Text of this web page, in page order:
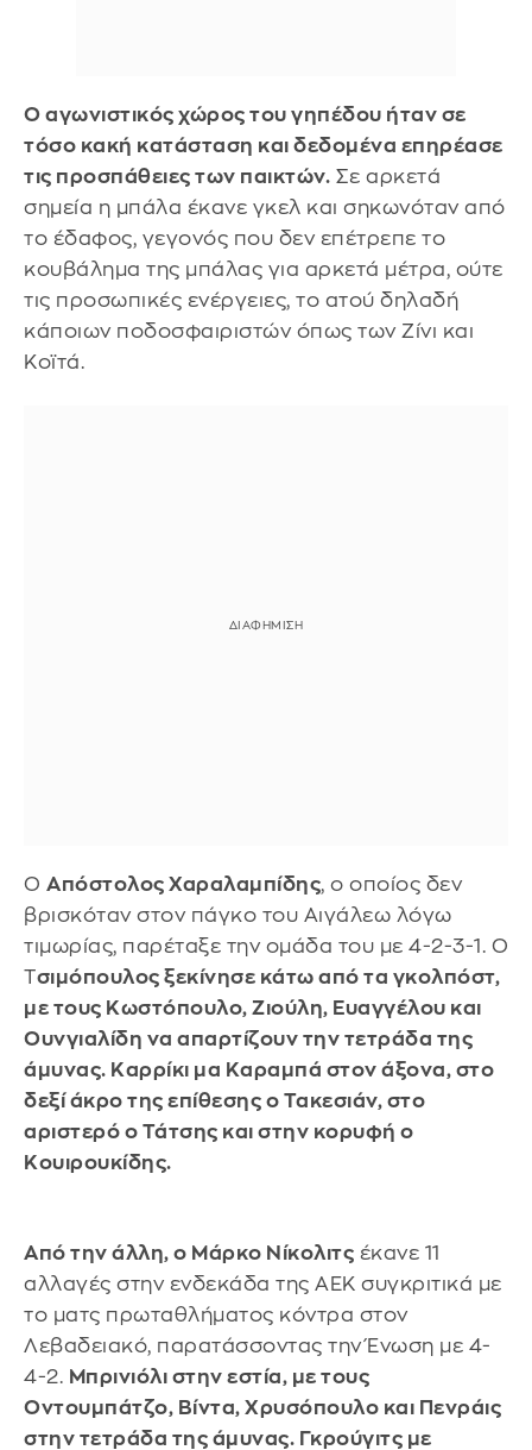
Ο αγωνιστικός χώρος του γηπέδου ήταν σε
τόσο κακή κατάσταση και δεδομένα επηρέασε
τις προσπάθειες των παικτών. Σε αρκετά
σημεία η μπάλα έκανε γκελ και σηκωνόταν από
το έδαφος, γεγονός που δεν επέτρεπε το
κουβάλημα της μπάλας για αρκετά μέτρα, ούτε
τις προσωπικές ενέργειες, το ατού δηλαδή
κάποιων ποδοσφαιριστών όπως των Ζίνι και
Κοϊτά.
Ο Απόστολος Χαραλαμπίδης, ο οποίος δεν
βρισκόταν στον πάγκο του Αιγάλεω λόγω
τιμωρίας, παρέταξε την ομάδα του με 4-2-3-1. Ο
Τσιμόπουλος ξεκίνησε κάτω από τα γκολπόστ,
με τους Κωστόπουλο, Ζιούλη, Ευαγγέλου και
Ουνγιαλίδη να απαρτίζουν την τετράδα της
άμυνας. Καρρίκι μα Καραμπά στον άξονα, στο
δεξί άκρο της επίθεσης ο Τακεσιάν, στο
αριστερό ο Τάτσης και στην κορυφή ο
Κουιρουκίδης.
Από την άλλη, ο Μάρκο Νίκολιτς έκανε 11
αλλαγές στην ενδεκάδα της ΑΕΚ συγκριτικά με
το ματς πρωταθλήματος κόντρα στον
Λεβαδειακό, παρατάσσοντας την Ένωση με 4-
4-2. Μπρινιόλι στην εστία, με τους
Οντουμπάτζο, Βίντα, Χρυσόπουλο και Πενράις
στην τετράδα της άμυνας. Γκρούγιτς με